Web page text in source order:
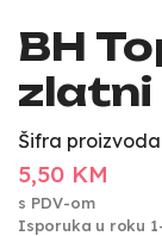
BH
zlatni
Šifra
5,50 KM
s PDV-om
Isporuka u roku